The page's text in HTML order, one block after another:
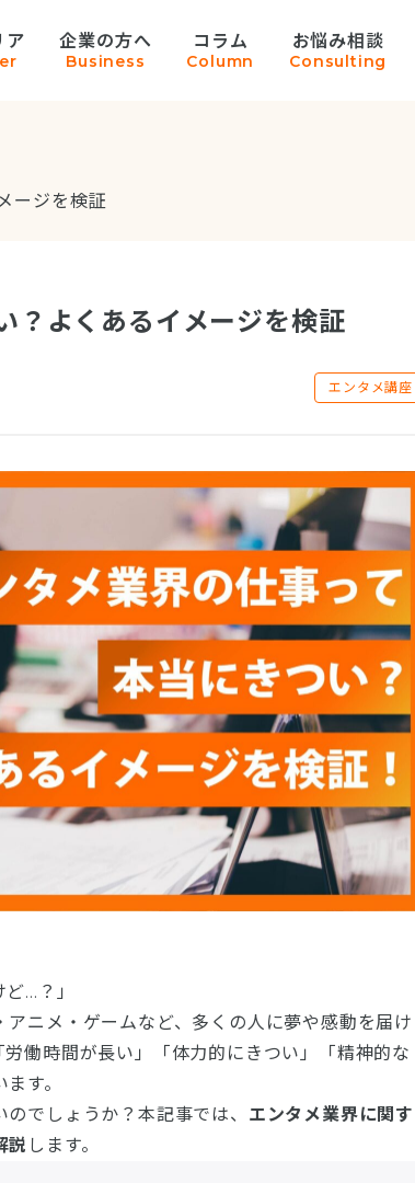
ア 企業の方へ
Business
コラム
Column
お悩み相談
Consulting
ージを検証
？よくあるイメージを検証
エンタメ講座
…？」
ニメ・ゲームなど、多くの人に夢や感動を届け
働時間が長い」「体力的にきつい」「精神的な
す。
でしょうか？本記事では、 エンタメ業界に関す
説 します。